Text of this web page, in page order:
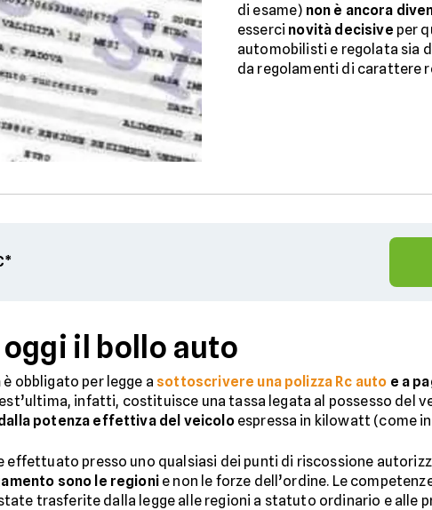
di esame) non è ancora
esserci novità decisive per
automobilisti e regolata sia
da regolamenti di carattere
il bollo auto
è obbligato per legge a sottoscrivere una polizza Rc auto e a
infatti, costituisce una tassa legata al possesso del
potenza effettiva del veicoloespressa in kilowatt (come
effettuato presso uno qualsiasi dei punti di riscossione
sono le regionie non le forze dell’ordine. Le
trasferite dalla legge alle regioni a statuto ordinario e alle